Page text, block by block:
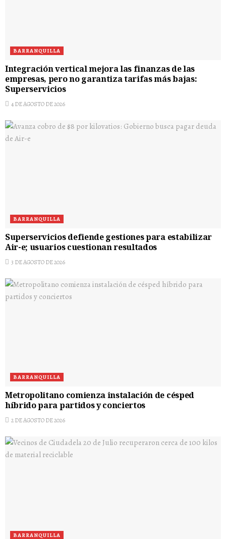
BARRANQUILLA
Integración vertical mejora las finanzas de las
empresas, pero no garantiza tarifas más bajas:
Superservicios
4 DE AGOSTO DE 2026
BARRANQUILLA
Superservicios defiende gestiones para estabilizar
Air-e; usuarios cuestionan resultados
3 DE AGOSTO DE 2026
BARRANQUILLA
Metropolitano comienza instalación de césped
híbrido para partidos y conciertos
2 DE AGOSTO DE 2026
BARRANQUILLA